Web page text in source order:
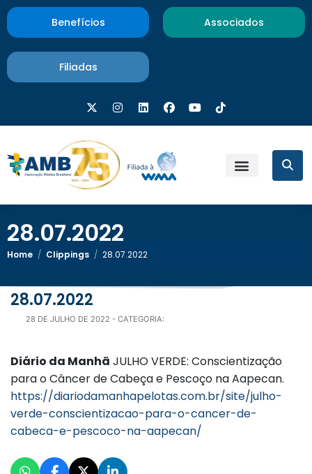
Benefícios Associados
Filiadas
28.07.2022
Home / Clippings / 28.07.2022
28.07.2022
28 DE JULHO DE 2022 - CATEGORIA:
Diário da Manhã JULHO VERDE: Conscientização
para o Câncer de Cabeça e Pescoço na Aapecan.
https://diariodamanhapelotas.com.br/site/julho-
verde-conscientizacao-para-o-cancer-de-
cabeca-e-pescoco-na-aapecan/